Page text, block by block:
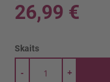
26,99 €
Skaits
+
-